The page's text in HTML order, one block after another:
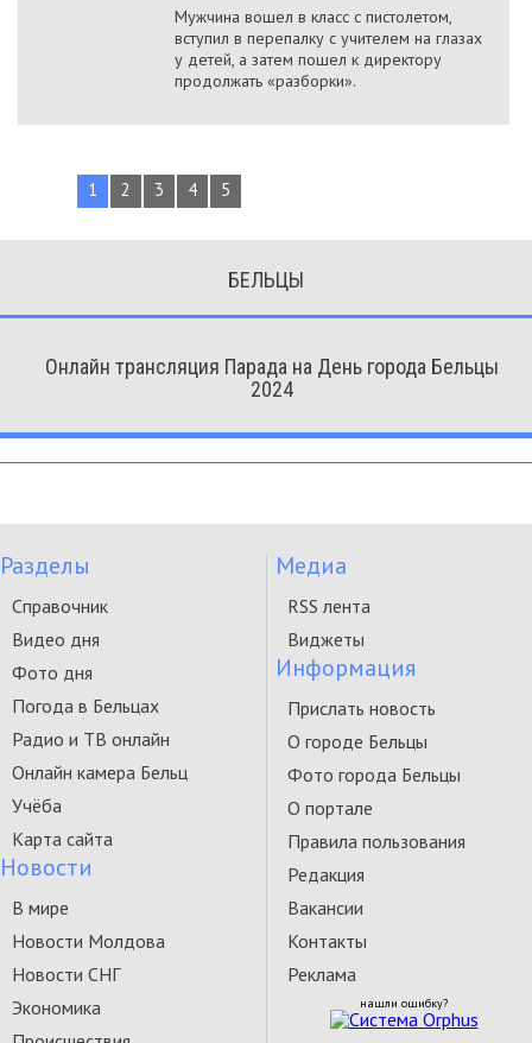
Мужчина вошел в класс с пистолетом,
вступил в перепалку с учителем на глазах
у детей, а затем пошел к директору
продолжать «разборки».
1 2 3 4 5
БЕЛЬЦЫ
Онлайн трансляция Парада на День города Бельцы
2024
Разделы
Справочник
Видео дня
Фото дня
Погода в Бельцах
Радио и ТВ онлайн
Онлайн камера Бельц
Учёба
Карта сайта
Новости
В мире
Новости Молдова
Новости СНГ
Экономика
Медиа
RSS лента
Виджеты
Информация
Прислать новость
О городе Бельцы
Фото города Бельцы
О портале
Правила пользования
Редакция
Вакансии
Контакты
Реклама
нашли ошибку?